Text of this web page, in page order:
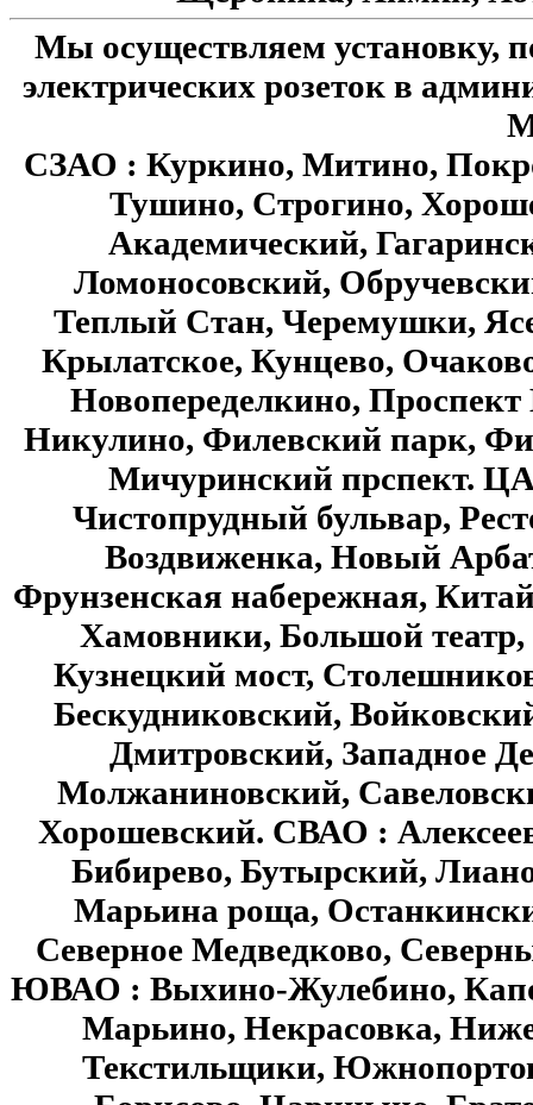
Мы осуществляем установку,
электрических розеток в
СЗАО : Куркино, Митино,
Тушино, Строгино,
Академический,
Ломоносовский,
Теплый Стан, Черемушки,
Крылатское, Кунцево,
Новопеределкино,
Никулино, Филевский парк,
Мичуринский прспект.
Чистопрудный бульвар,
Воздвиженка, Новый
Фрунзенская набережная,
Хамовники, Большой
Кузнецкий мост,
Бескудниковский,
Дмитровский, Западное
Молжаниновский,
Хорошевский. СВАО :
Бибирево, Бутырский,
Марьина роща,
Северное Медведково,
ЮВАО : Выхино-Жулебино,
Марьино, Некрасовка,
Текстильщики,